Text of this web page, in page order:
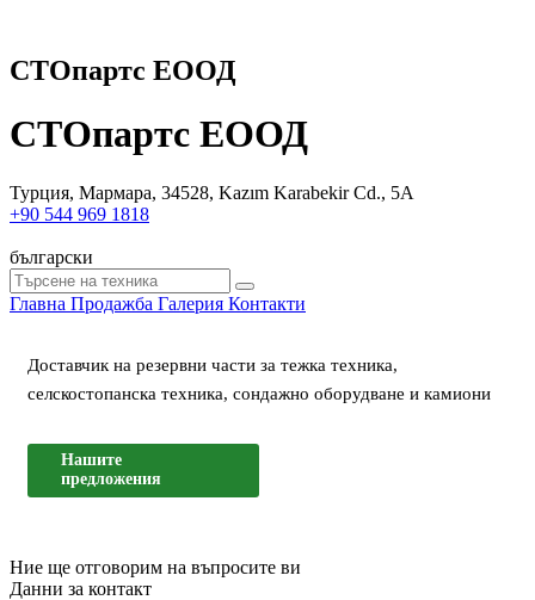
СТОпартс ЕООД
СТОпартс ЕООД
Турция, Мармара, 34528, Kazım Karabekir Cd., 5A
+90 544 969 1818
български
Главна Продажба Галерия Контакти
Доставчик на резервни части за тежка техника,
селскостопанска техника, сондажно оборудване и камиони
Нашите
предложения
Ние ще отговорим на въпросите ви
Данни за контакт